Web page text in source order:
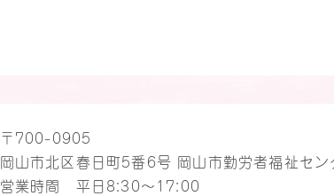
〒700-0905
岡山市北区春日町5番6号 岡山市勤労者福祉セ
営業時間 平日8:30～17:00